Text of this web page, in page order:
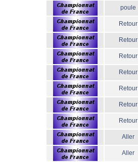
poule
Retour
Retour
Retour
Retour
Retour
Retour
Retour
Aller
Aller